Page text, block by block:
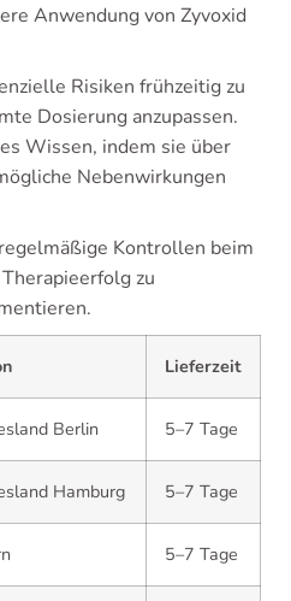
Anwendung von Zyvoxid
Risiken frühzeitig zu
Dosierung anzupassen.
Wissen, indem sie über
Nebenwirkungen
Kontrollen beim
zu
Lieferzeit
Berlin 5–7 Tage
Hamburg 5–7 Tage
5–7 Tage